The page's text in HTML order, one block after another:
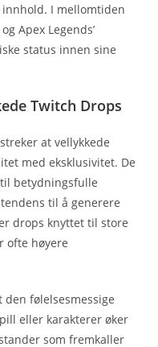
I mellomtiden
Apex Legends’
status innen sine
Twitch Drops
at vellykkede
med eksklusivitet. De
betydningsfulle
til å generere
drops knyttet til store
ofte høyere
følelsesmessige
eller karakterer øker
som fremkaller